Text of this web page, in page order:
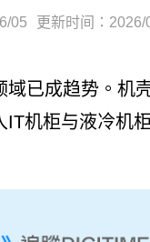
05 更新时间：2026/
域已成趋势。机
机柜与液冷机